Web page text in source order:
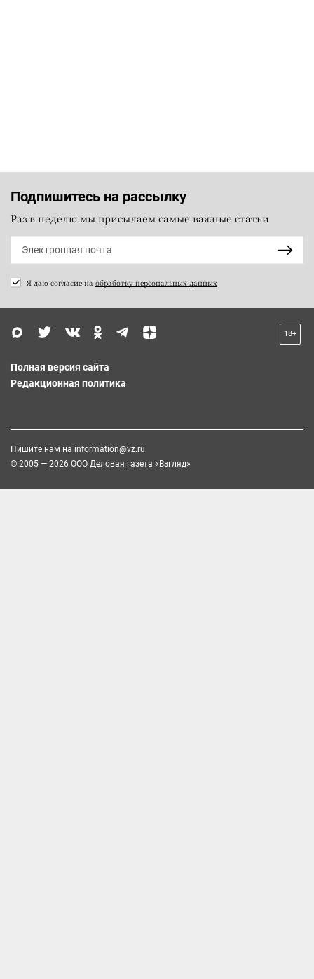
Подпишитесь на рассылку
Раз в неделю мы присылаем самые важные статьи
Я даю согласие на обработку персональных данных
18+
Полная версия сайта
Редакционная политика
Пишите нам на information@vz.ru
© 2005 — 2026 ООО Деловая газета «Взгляд»